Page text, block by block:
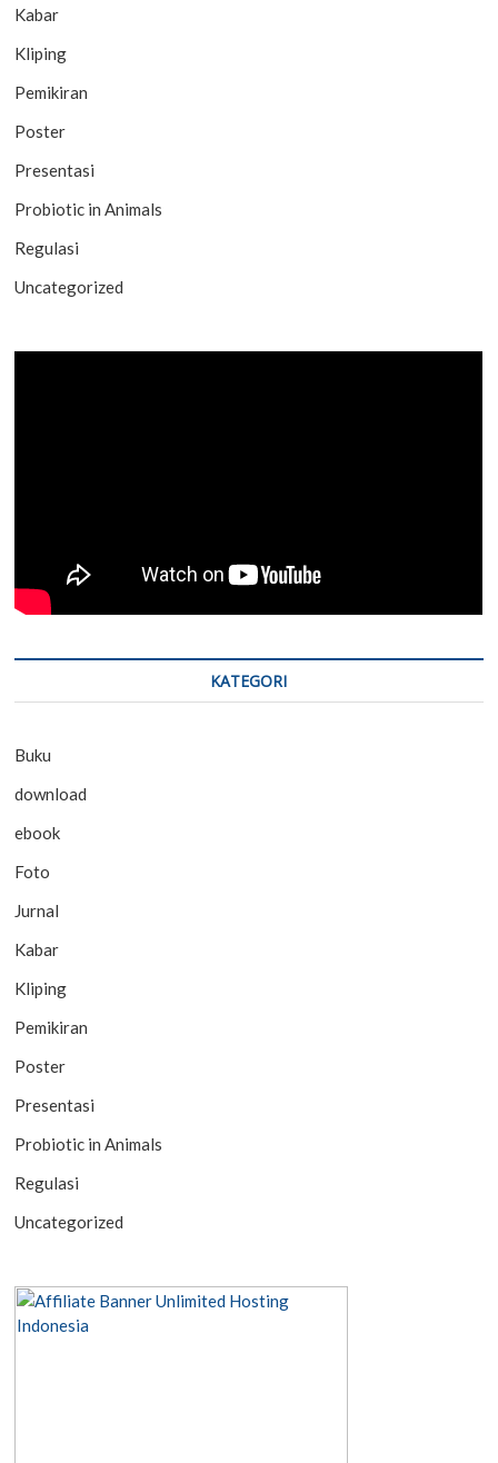
Kabar
Kliping
Pemikiran
Poster
Presentasi
Probiotic in Animals
Regulasi
Uncategorized
KATEGORI
Buku
download
ebook
Foto
Jurnal
Kabar
Kliping
Pemikiran
Poster
Presentasi
Probiotic in Animals
Regulasi
Uncategorized